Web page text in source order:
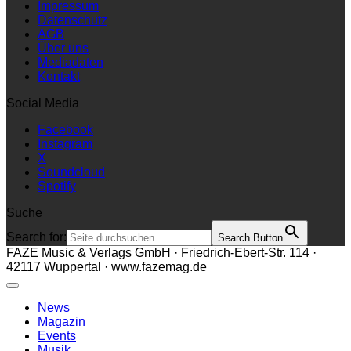
Impressum
Datenschutz
AGB
Über uns
Mediadaten
Kontakt
Social Media
Facebook
Instagram
X
Soundcloud
Spotify
Suche
Search for:
Search Button
FAZE Music & Verlags GmbH · Friedrich-Ebert-Str. 114 ·
42117 Wuppertal · www.fazemag.de
News
Magazin
Events